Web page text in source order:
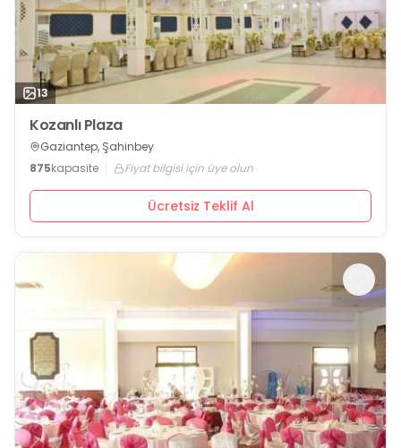
13
Kozanlı Plaza
Gaziantep, Şahinbey
875kapasite Fiyat bilgisi için üye olun
Ücretsiz Teklif Al